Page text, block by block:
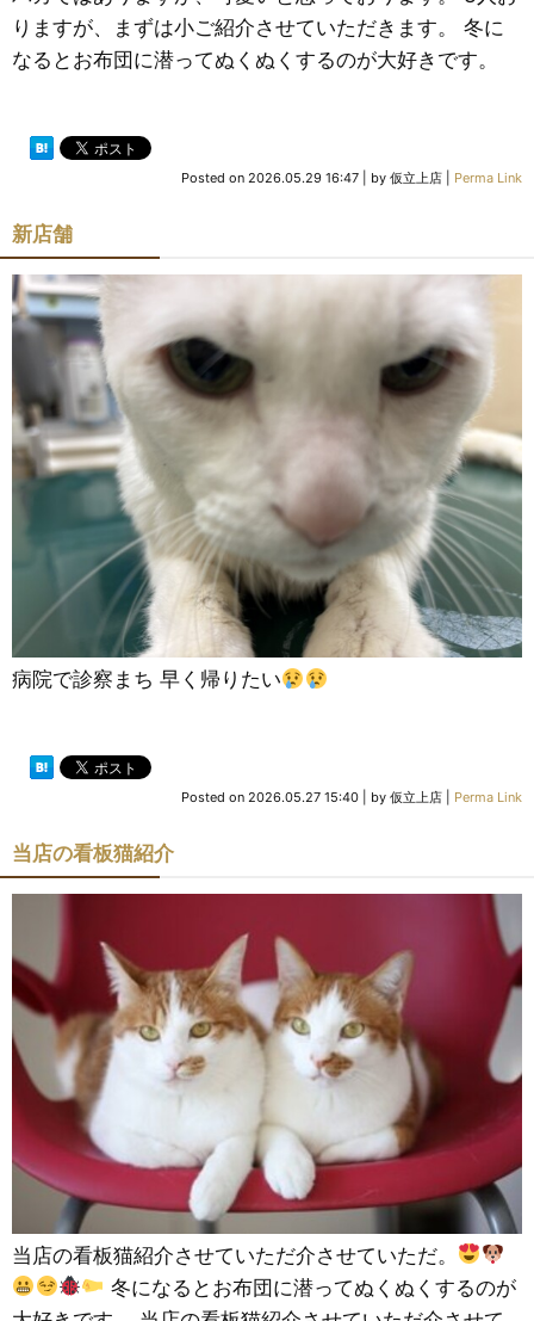
りますが、まずは小ご紹介させていただきます。 冬に
なるとお布団に潜ってぬくぬくするのが大好きです。
Posted on 2026.05.29 16:47 by 仮立上店 Perma Link
新店舗
病院で診察まち 早く帰りたい
Posted on 2026.05.27 15:40 by 仮立上店 Perma Link
当店の看板猫紹介
当店の看板猫紹介させていただ介させていただ。
冬になるとお布団に潜ってぬくぬくするのが